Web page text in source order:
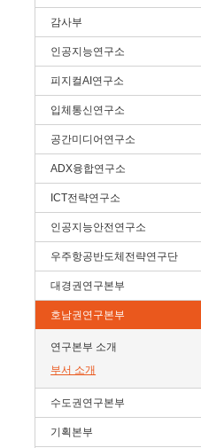
감사부
인공지능연구소
피지컬AI연구소
입체통신연구소
공간미디어연구소
ADX융합연구소
ICT전략연구소
인공지능안전연구소
우주항공반도체전략연구단
대경권연구본부
호남권연구본부
연구본부 소개
부서 소개
수도권연구본부
기획본부